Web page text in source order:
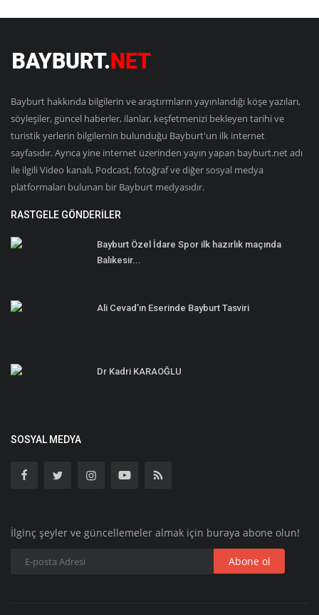
Bayburt hakkında bilgilerin ve araştırmların yayınlandığı köşe yazıları,
söyleşiler, güncel haberler, ilanlar, keşfetmenizi bekleyen tarihi ve
turistik yerlerin bilgilernin bulunduğu Bayburt'un ilk internet
sayfasıdır. Ayrıca yine internet üzerinden yayın yapan bayburt.net adı
ile ilgili Video kanalı, Podcast, fotoğraf ve diğer sosyal medya
platformaları bulunan bir Bayburt medyasıdır.
RASTGELE GÖNDERILER
Bayburt Özel İdare Spor ilk hazırlık maçında
Balıkesir...
Ali Cevad’ın Eserinde Bayburt Tasviri
Dr Kadri KARAOĞLU
SOSYAL MEDYA
İlginç şeyler ve güncellemeler almak için buraya abone olun!
Abone ol